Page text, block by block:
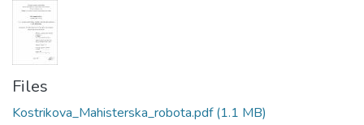
Files
Kostrikova_Mahisterska_robota.pdf(1.1 MB)